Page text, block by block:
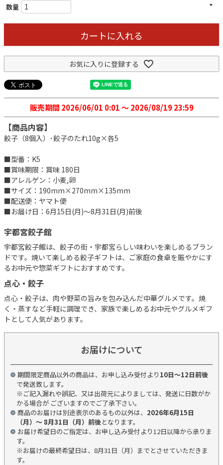
カートに入れる
お気に入りに登録する
販売期間 2026/06/01 0:01〜 2026/08/19 23:59
【商品内容】
餃子（8個入）･餃子のたれ10g×各5
■型番：K5
■賞味期限：賞味 180日
■アレルゲン：小麦,卵
■サイズ：190mm×270mm×135mm
■配送便：ヤマト便
■お届け日：6月15日(月)～8月31日(月)前後
宇都宮餃子館
宇都宮餃子館は、餃子の街・宇都宮らしい味わいを楽しめるブラン
ドです。焼いて楽しめる餃子ギフトは、ご家庭の食卓を賑やかにす
るお中元や惣菜ギフトにおすすめです。
点心・餃子
点心・餃子は、肉や野菜の旨みを包み込んだ中華グルメです。焼
く・蒸すなど手軽に調理でき、家族で楽しめるお中元やグルメギフ
トとして人気があります。
お届けについて
期間限定商品以外の商品は、お申し込み受付より 10日～12日前後
で発送致します。
※ご記入漏れや誤記、又は出荷元によりましては、発送に日数がか
かる場合が ございますのでご了承下さい。
商品のお届けは別途表示のあるもの以外は、 2026年6月15日
（月）～ 8月31日（月）前後となります。
お届け希望日のご指定は、お申し込み受付より12日以降から承りま
す。
※お届けの最終希望日は、8月31日（月）までとさせていただきま
す。